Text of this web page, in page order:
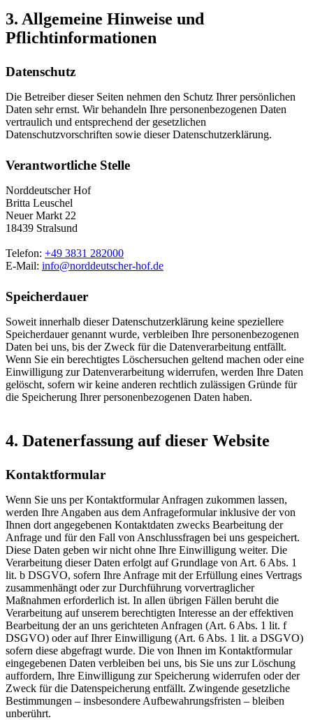
3. Allgemeine Hinweise und
Pflichtinformationen
Datenschutz
Die Betreiber dieser Seiten nehmen den Schutz Ihrer persönlichen
Daten sehr ernst. Wir behandeln Ihre personenbezogenen Daten
vertraulich und entsprechend der gesetzlichen
Datenschutzvorschriften sowie dieser Datenschutzerklärung.
Verantwortliche Stelle
Norddeutscher Hof
Britta Leuschel
Neuer Markt 22
18439 Stralsund
Telefon: +49 3831 282000
E-Mail: info@norddeutscher-hof.de
Speicherdauer
Soweit innerhalb dieser Datenschutzerklärung keine speziellere
Speicherdauer genannt wurde, verbleiben Ihre personenbezogenen
Daten bei uns, bis der Zweck für die Datenverarbeitung entfällt.
Wenn Sie ein berechtigtes Löschersuchen geltend machen oder eine
Einwilligung zur Datenverarbeitung widerrufen, werden Ihre Daten
gelöscht, sofern wir keine anderen rechtlich zulässigen Gründe für
die Speicherung Ihrer personenbezogenen Daten haben.
4. Datenerfassung auf dieser Website
Kontaktformular
Wenn Sie uns per Kontaktformular Anfragen zukommen lassen,
werden Ihre Angaben aus dem Anfrageformular inklusive der von
Ihnen dort angegebenen Kontaktdaten zwecks Bearbeitung der
Anfrage und für den Fall von Anschlussfragen bei uns gespeichert.
Diese Daten geben wir nicht ohne Ihre Einwilligung weiter. Die
Verarbeitung dieser Daten erfolgt auf Grundlage von Art. 6 Abs. 1
lit. b DSGVO, sofern Ihre Anfrage mit der Erfüllung eines Vertrags
zusammenhängt oder zur Durchführung vorvertraglicher
Maßnahmen erforderlich ist. In allen übrigen Fällen beruht die
Verarbeitung auf unserem berechtigten Interesse an der effektiven
Bearbeitung der an uns gerichteten Anfragen (Art. 6 Abs. 1 lit. f
DSGVO) oder auf Ihrer Einwilligung (Art. 6 Abs. 1 lit. a DSGVO)
sofern diese abgefragt wurde. Die von Ihnen im Kontaktformular
eingegebenen Daten verbleiben bei uns, bis Sie uns zur Löschung
auffordern, Ihre Einwilligung zur Speicherung widerrufen oder der
Zweck für die Datenspeicherung entfällt. Zwingende gesetzliche
Bestimmungen – insbesondere Aufbewahrungsfristen – bleiben
unberührt.